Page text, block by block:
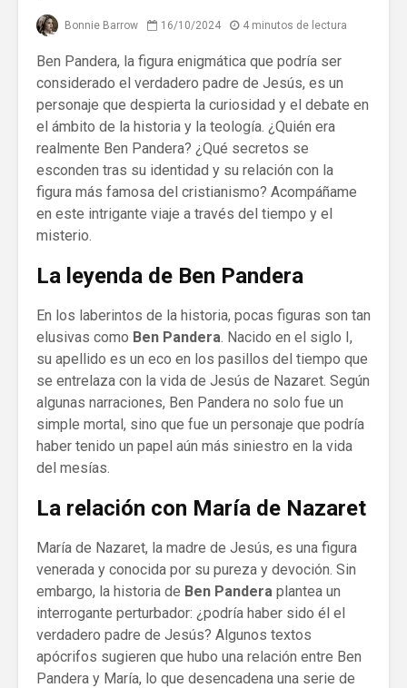
Bonnie Barrow 16/10/2024 4 minutos de lectura
Ben Pandera, la figura enigmática que podría ser
considerado el verdadero padre de Jesús, es un
personaje que despierta la curiosidad y el debate en
el ámbito de la historia y la teología. ¿Quién era
realmente Ben Pandera? ¿Qué secretos se
esconden tras su identidad y su relación con la
figura más famosa del cristianismo? Acompáñame
en este intrigante viaje a través del tiempo y el
misterio.
La leyenda de Ben Pandera
En los laberintos de la historia, pocas figuras son tan
elusivas como Ben Pandera . Nacido en el siglo I,
su apellido es un eco en los pasillos del tiempo que
se entrelaza con la vida de Jesús de Nazaret. Según
algunas narraciones, Ben Pandera no solo fue un
simple mortal, sino que fue un personaje que podría
haber tenido un papel aún más siniestro en la vida
del mesías.
La relación con María de Nazaret
María de Nazaret, la madre de Jesús, es una figura
venerada y conocida por su pureza y devoción. Sin
embargo, la historia de Ben Pandera plantea un
interrogante perturbador: ¿podría haber sido él el
verdadero padre de Jesús? Algunos textos
apócrifos sugieren que hubo una relación entre Ben
Pandera y María, lo que desencadena una serie de